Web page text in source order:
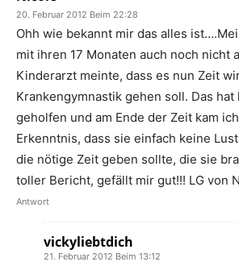
20. Februar 2012 Beim 22:28
Ohh wie bekannt mir das alles
mit ihren 17 Monaten auch noch nicht
Kinderarzt meinte, dass es nun Zeit
Krankengymnastik gehen soll. Das
geholfen und am Ende der Zeit kam
Erkenntnis, dass sie einfach keine
die nötige Zeit geben sollte, die sie
toller Bericht, gefällt mir gut!!! LG von
Antwort
vickyliebtdich
21. Februar 2012 Beim 13:12